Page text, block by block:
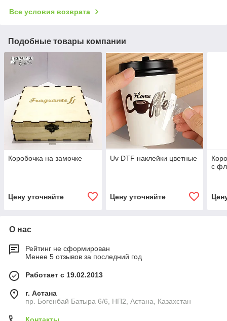
Все условия возврата
Подобные товары компании
Коробочка на замочке
Цену уточняйте
Uv DTF наклейки цветные
Цену уточняйте
с
О нас
Рейтинг не сформирован
Менее 5 отзывов за последний год
Работает с 19.02.2013
г. Астана
пр. Богенбай Батыра 6/6, НП2, Астана, Казахстан